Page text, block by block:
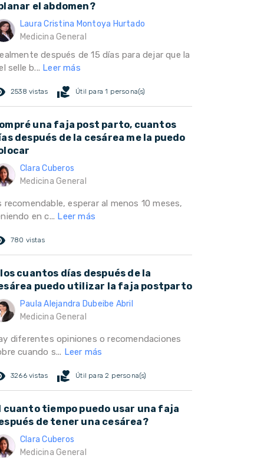
el abdomen?
Laura Cristina Montoya Hurtado
Medicina General
después de 15 días para dejar que la
selle b... Leer más
2538 vistas volunteer_activism Útil para 1 persona(s)
una faja post parto, cuantos
después de la cesárea me la puedo
Clara Cuberos
Medicina General
recomendable, esperar al menos 10 meses,
en c... Leer más
780 vistas
los cuantos días después de la
puedo utilizar la faja postparto
Paula Alejandra Dubeibe Abril
Medicina General
diferentes opiniones o recomendaciones
cuando s... Leer más
3266 vistas volunteer_activism Útil para 2 persona(s)
cuanto tiempo puedo usar una faja
de tener una cesárea?
Clara Cuberos
Medicina General